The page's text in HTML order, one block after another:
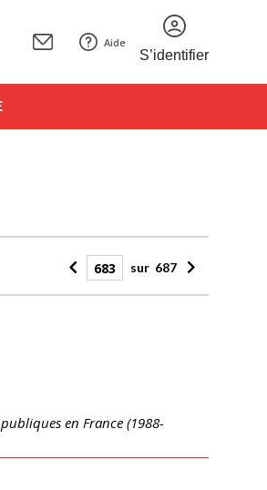
Aide
S’identifier
sur 687
en France (1988-